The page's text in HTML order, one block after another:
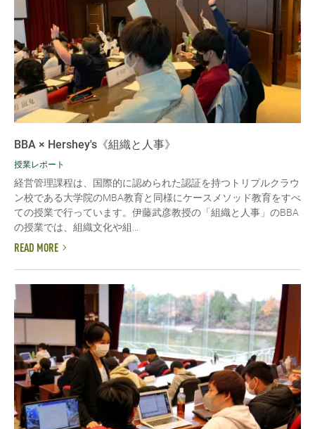
BBA × Hershey's《組織と人事》
授業レポート
経営管理課程は、国際的に認められた認証を持つトリプルクラウ
ン校である大学院のMBA教育と同様にケースメソッド教育をすべ
ての授業で行っています。伊藤武彦教授の「組織と人事」のBBA
の授業では、組織文化や組...
READ MORE